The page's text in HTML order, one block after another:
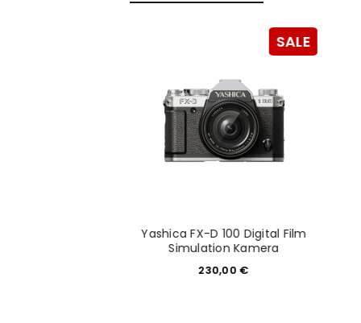
SALE
Yashica FX-D 100 Digital Film
Simulation Kamera
230,00€